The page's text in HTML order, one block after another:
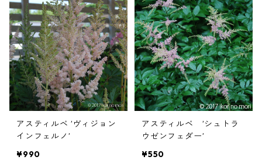
アスティルベ ’ヴィジョン
インフェルノ’
¥990
アスティルベ ’シュトラ
ウゼンフェダー’
¥550